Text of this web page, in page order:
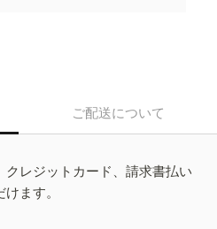
ご配送について
レジットカード、請求書払い
ます。